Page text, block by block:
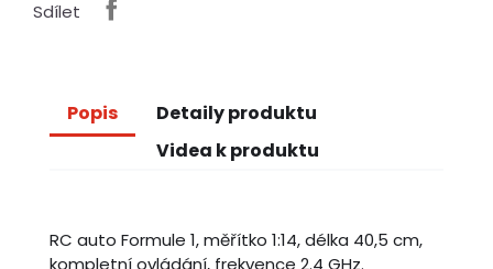
Sdílet
Popis
Detaily produktu
Videa k produktu
RC auto Formule 1, měřítko 1:14, délka 40,5 cm,
kompletní ovládání, frekvence 2.4 GHz.